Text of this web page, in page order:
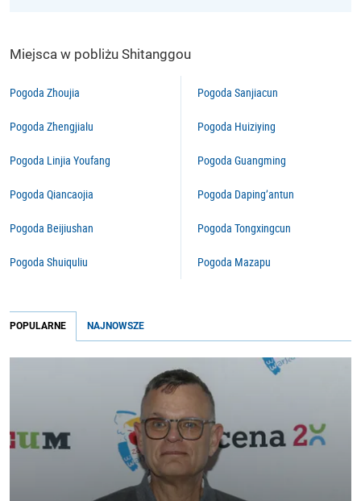
Miejsca w pobliżu Shitanggou
Pogoda Zhoujia
Pogoda Zhengjialu
Pogoda Linjia Youfang
Pogoda Qiancaojia
Pogoda Beijiushan
Pogoda Shuiquliu
Pogoda Sanjiacun
Pogoda Huiziying
Pogoda Guangming
Pogoda Daping’antun
Pogoda Tongxingcun
Pogoda Mazapu
POPULARNE NAJNOWSZE